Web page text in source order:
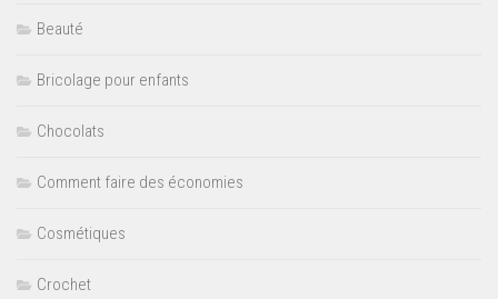
Beauté
Bricolage pour enfants
Chocolats
Comment faire des économies
Cosmétiques
Crochet